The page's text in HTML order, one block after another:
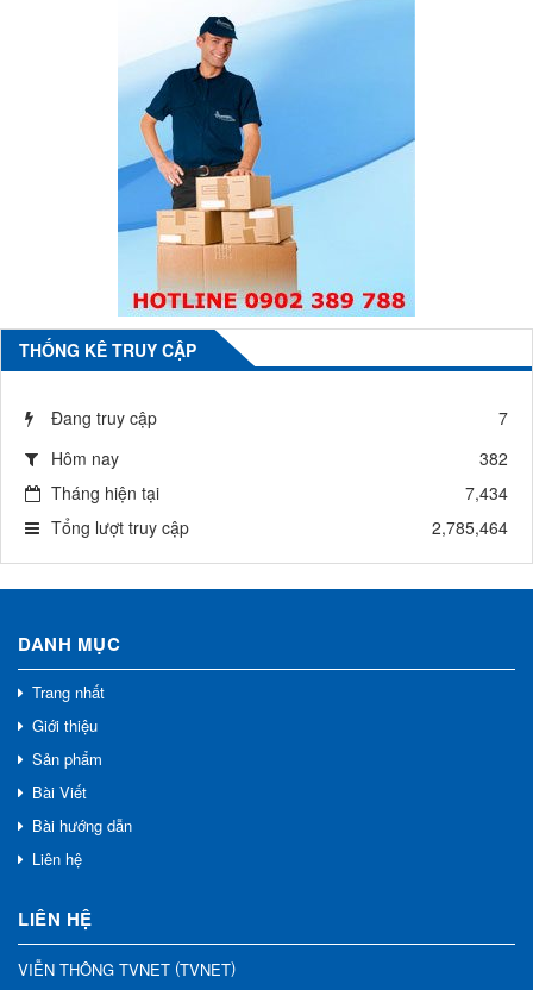
THỐNG KÊ TRUY CẬP
Đang truy cập
7
Hôm nay
382
Tháng hiện tại
7,434
Tổng lượt truy cập
2,785,464
DANH MỤC
Trang nhất
Giới thiệu
Sản phẩm
Bài Viết
Bài hướng dẫn
Liên hệ
LIÊN HỆ
VIỄN THÔNG TVNET (TVNET)